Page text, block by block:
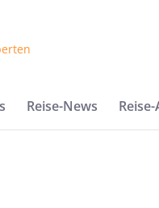
Reise-News